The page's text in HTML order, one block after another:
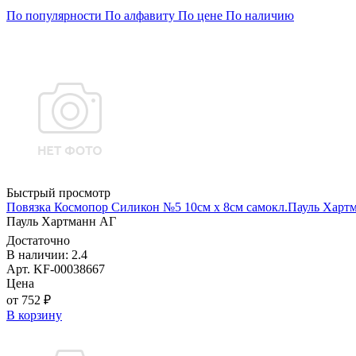
По популярности По алфавиту По цене По наличию
Быстрый просмотр
Повязка Космопор Силикон №5 10см х 8см самокл.Пауль
Пауль Хартманн AГ
Достаточно
В наличии: 2.4
Арт. KF-00038667
Цена
от 752 ₽
В корзину